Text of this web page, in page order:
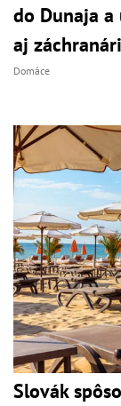
do Dunaja
aj záchranári
Domáce
Slovák